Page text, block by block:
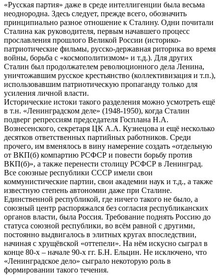
«Русская партия» даже в среде интеллигенции была весьма
неоднородна. Здесь следует, прежде всего, обозначить
принципиально разное отношение к Сталину. Одни почитали
Сталина как руководителя, первым начавшего процесс
прославления прошлого Великой России (историко-
патриотические фильмы, русско-державная риторика во время
войны, борьба с «космополитизмом» и т.д.). Для других
Сталин был продолжателем революционного дела Ленина,
уничтожавшим русское крестьянство (коллективизация и т.п.),
использовавшим патриотическую пропаганду только для
усиления личной власти.
Исторические истоки такого разделения можно усмотреть ещё
в т.н. «Ленинградском деле» (1948-1950), когда Сталин
подверг репрессиям председателя Госплана Н.А.
Вознесенского, секретаря ЦК А.А. Кузнецова и ещё несколько
десятков ответственных партийных работников. Среди
прочего, им вменялось в вину намерение создать «отдельную
от ВКП(б) компартию РСФСР и повести борьбу против
ВКП(б)», а также перенести столицу РСФСР в Ленинград.
Все союзные республики СССР имели свои
коммунистические партии, свои академии наук и т.д., а также
известную степень автономии даже при Сталине.
Единственной республикой, где ничего такого не было, а
союзный центр распоряжался без согласия республиканских
органов власти, была Россия. Требование поднять Россию до
статуса союзной республики, во всём равной с другими,
постоянно выдвигалось в элитных кругах впоследствии,
начиная с хрущёвской «оттепели». На нём искусно сыграл в
конце 80-х – начале 90-х гг. Б.Н. Ельцин. Не исключено, что
«Ленинградское дело» сыграло некоторую роль в
формировании такого течения.